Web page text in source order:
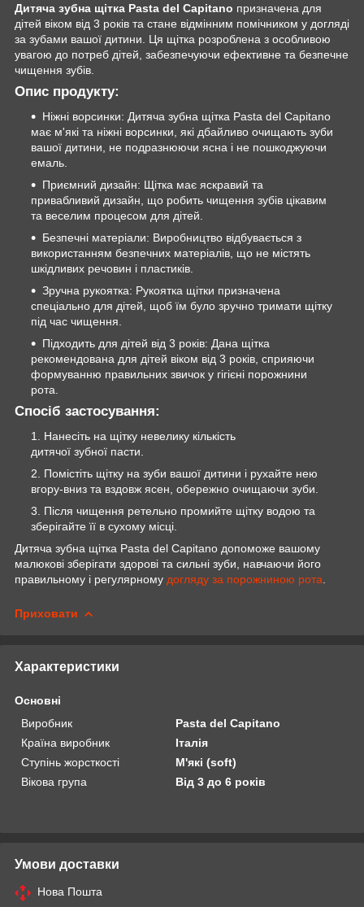
Дитяча зубна щітка Pasta del Capitano призначена для
дітей віком від 3 років та стане відмінним помічником у догляді
за зубами вашої дитини. Ця щітка розроблена з особливою
увагою до потреб дітей, забезпечуючи ефективне та безпечне
чищення зубів.
Опис продукту:
Ніжні ворсинки: Дитяча зубна щітка Pasta del Capitano
має м'які та ніжні ворсинки, які дбайливо очищають зуби
вашої дитини, не подразнюючи ясна і не пошкоджуючи
емаль.
Приємний дизайн: Щітка має яскравий та
привабливий дизайн, що робить чищення зубів цікавим
та веселим процесом для дітей.
Безпечні матеріали: Виробництво відбувається з
використанням безпечних матеріалів, що не містять
шкідливих речовин і пластиків.
Зручна рукоятка: Рукоятка щітки призначена
спеціально для дітей, щоб їм було зручно тримати щітку
під час чищення.
Підходить для дітей від 3 років: Дана щітка
рекомендована для дітей віком від 3 років, сприяючи
формуванню правильних звичок у гігієні порожнини
рота.
Спосіб застосування:
Нанесіть на щітку невелику кількість
дитячої зубної пасти.
Помістіть щітку на зуби вашої дитини і рухайте нею
вгору-вниз та вздовж ясен, обережно очищаючи зуби.
Після чищення ретельно промийте щітку водою та
зберігайте її в сухому місці.
Дитяча зубна щітка Pasta del Capitano допоможе вашому
малюкові зберігати здорові та сильні зуби, навчаючи його
правильному і регулярному догляду за порожниною рота
Приховати
Характеристики
Основні
Виробник
Pasta del Capitano
Країна виробник
Італія
Ступінь жорсткості
М'які (soft)
Вікова група
Від 3 до 6 років
Умови доставки
Нова Пошта